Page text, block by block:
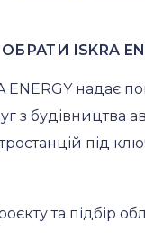
ISKRA
ENERGY надає
з будівництва
під
та підбір